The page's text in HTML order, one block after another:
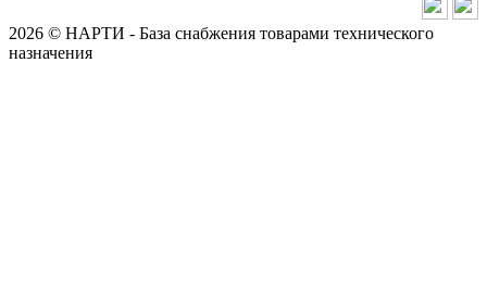
2026 © НАРТИ - База снабжения товарами технического
назначения